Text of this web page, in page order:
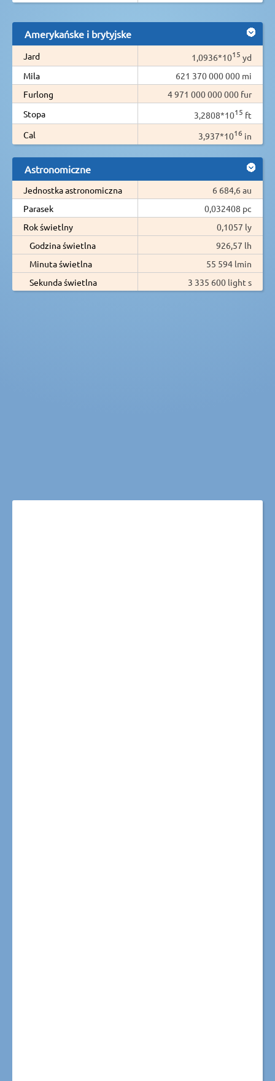
Amerykańske i brytyjske
Jard 1,0936*1015 yd
Mila
621 370 000 000 mi
Furlong
4 971 000 000 000 fur
Stopa
3,2808*1015 ft
Cal
3,937*1016 in
Astronomiczne
Jednostka astronomiczna
6 684,6 au
Parasek
0,032408 pc
Rok świetlny
0,1057 ly
Godzina świetlna
926,57 lh
Minuta świetlna
55 594 lmin
Sekunda świetlna
3 335 600 light s